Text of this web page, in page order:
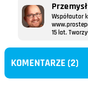
Współautor
15 lat.
KOMENTARZE (2)